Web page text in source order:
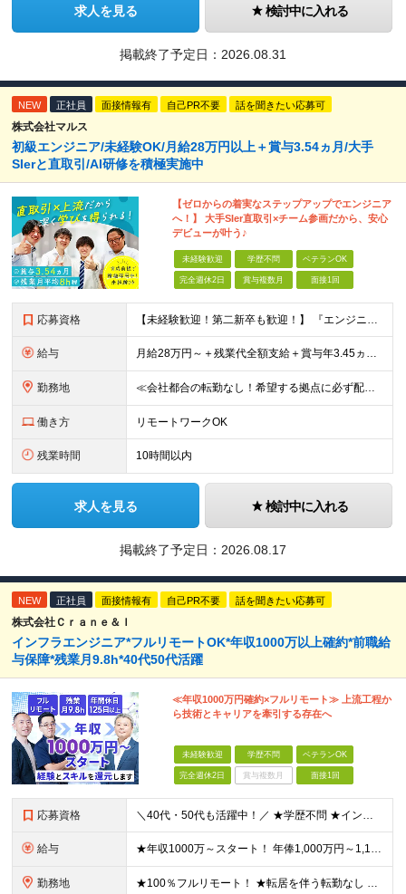
求人を見る 検討中に入れる
掲載終了予定日： 2026.08.31
NEW 正社員 面接情報有 自己PR不要 話を聞きたい応募可
株式会社マルス
初級エンジニア/未経験OK/月給28万円以上＋賞与3.54ヵ月/大手
SIerと直取引/AI研修を積極実施中
【ゼロからの着実なステップアップでエンジニア
へ！】 大手SIer直取引×チーム参画だから、安心
デビューが叶う♪
未経験歓迎 学歴不問 ベテランOK
完全週休2日 賞与複数月 面接1回
応募資格 【未経験歓迎！第二新卒も歓迎！】 『エンジニアになりたい』意欲があれば歓迎です！ 以下のような方も尚歓迎です！ ・学生時代に情報系の学部で学んでいた方 ・ITスクールや独学でプログラミングを学んだこ
給与 月給28万円～＋残業代全額支給＋賞与年3.45ヵ月(東京) 月給25万円～＋残業代全額支給＋賞与年3.45ヵ月(新潟・長岡) 入社時想定年収： 392万円～ (東京) 350万円～ (新潟・長岡)
勤務地 ≪会社都合の転勤なし！希望する拠点に必ず配属します。新潟Uターン・Iターン大歓迎！≫ 首都圏(東京、神奈川、千葉、埼玉)または新潟市、長岡市周辺のお客様先または各拠点での勤務となります。 ■東京支社
働き方 リモートワークOK
残業時間 10時間以内
求人を見る 検討中に入れる
掲載終了予定日： 2026.08.17
NEW 正社員 面接情報有 自己PR不要 話を聞きたい応募可
株式会社Ｃｒａｎｅ＆Ｉ
インフラエンジニア*フルリモートOK*年収1000万以上確約*前職給
与保障*残業月9.8h*40代50代活躍
≪年収1000万円確約×フルリモート≫ 上流工程か
ら技術とキャリアを牽引する存在へ
未経験歓迎 学歴不問 ベテランOK
完全週休2日 賞与複数月 面接1回
応募資格 ＼40代・50代も活躍中！／ ★学歴不問 ★インフラエンジニアの経験を5年以上お持ちの方 ≪こんな方にピッタリです！≫ ◎自身の市場価値を正当に評価してほしい ◎今より年収をアップさせたい ◎多彩な
給与 ★年収1000万～スタート！ 年俸1,000万円～1,162万8,000円（12分割） ※経験・スキルを考慮の上決定します ※上記金額には固定残業代（月30h分・158,400円～184,000円
勤務地 ★100％フルリモート！ ★転居を伴う転勤なし 本社またはプロジェクト先にて勤務いただきます！ ※プロジェクト先は一都三県及び23区内がメイン 【本社】 東京都新宿区神楽坂1-2 研究社英語センタ